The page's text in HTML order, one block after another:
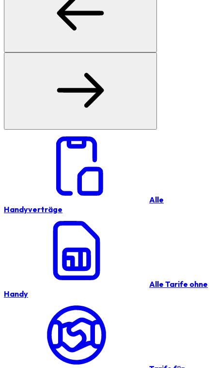
Alle
Handyverträge
Alle Tarife ohne
Handy